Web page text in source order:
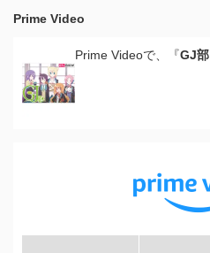
Prime Video
Prime Videoで、『GJ部